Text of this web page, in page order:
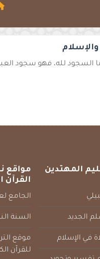
لله، فهو سجود
المهتدين
الجديد
في الإسلام
مواقع
القرآن
الجامع
السنة
موقع
للقرآن